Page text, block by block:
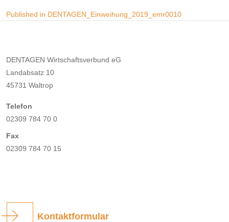
Beitragsnavigation
Published in DENTAGEN_Einweihung_2019_emr0010
DENTAGEN Wirtschaftsverbund eG
Landabsatz 10
45731 Waltrop
Telefon
02309 784 70 0
Fax
02309 784 70 15
Kontaktformular